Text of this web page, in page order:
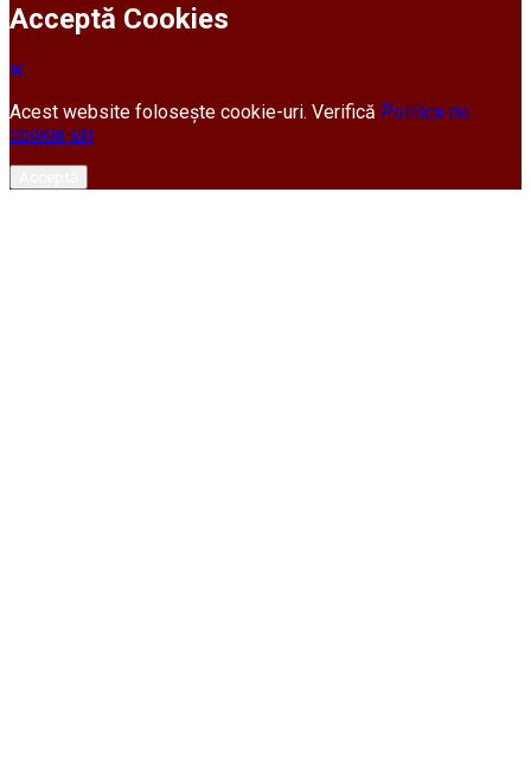
Acceptă Cookies
Acest website folosește cookie-uri. Verifică Politica de
cookie-uri